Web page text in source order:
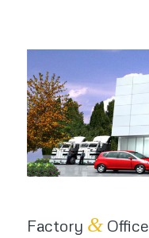
Factory &Office